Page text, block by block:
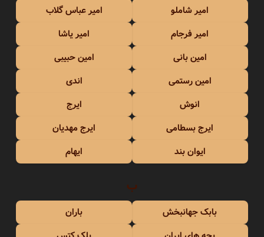
امیر شاملو
امیر عباس گلاب
امیر فرجام
امیر یاشا
امین بانی
امین حبیبی
امین رستمی
اندی
انوش
ایرج
ایرج بسطامی
ایرج مهدیان
ایوان بند
ایهام
ب
بابک جهانبخش
باران